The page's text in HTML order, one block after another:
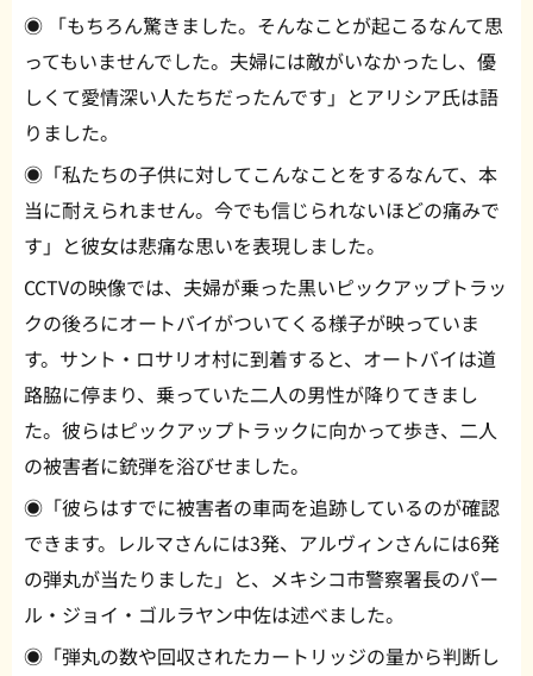
◉ 「もちろん驚きました。そんなことが起こるなんて思
ってもいませんでした。夫婦には敵がいなかったし、優
しくて愛情深い人たちだったんです」とアリシア氏は語
りました。
◉「私たちの子供に対してこんなことをするなんて、本
当に耐えられません。今でも信じられないほどの痛みで
す」と彼女は悲痛な思いを表現しました。
CCTVの映像では、夫婦が乗った黒いピックアップトラッ
クの後ろにオートバイがついてくる様子が映っていま
す。サント・ロサリオ村に到着すると、オートバイは道
路脇に停まり、乗っていた二人の男性が降りてきまし
た。彼らはピックアップトラックに向かって歩き、二人
の被害者に銃弾を浴びせました。
◉「彼らはすでに被害者の車両を追跡しているのが確認
できます。レルマさんには3発、アルヴィンさんには6発
の弾丸が当たりました」と、メキシコ市警察署長のパー
ル・ジョイ・ゴルラヤン中佐は述べました。
◉「弾丸の数や回収されたカートリッジの量から判断し